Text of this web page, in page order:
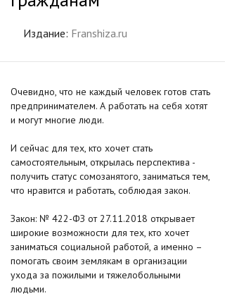
Издание: Franshiza.ru
Очевидно, что не каждый человек готов стать
предпринимателем. А работать на себя хотят
и могут многие люди.
И сейчас для тех, кто хочет стать
самостоятельным, открылась перспектива -
получить статус сомозанятого, заниматься тем,
что нравится и работать, соблюдая закон.
Закон: № 422-ФЗ от 27.11.2018 открывает
широкие возможности для тех, кто хочет
заниматься социальной работой, а именно –
помогать своим землякам в организации
ухода за пожилыми и тяжелобольными
людьми.